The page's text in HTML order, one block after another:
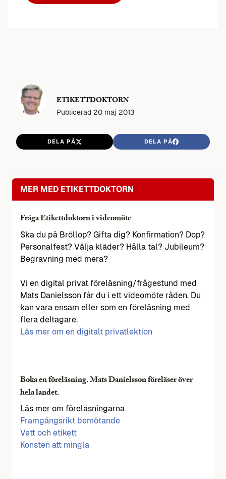
ETIKETTDOKTORN
Publicerad 20 maj 2013
DELA PÅ DELA PÅ
MER MED ETIKETTDOKTORN
Fråga Etikettdoktorn i videomöte
Ska du på Bröllop? Gifta dig? Konfirmation? Dop?
Personalfest? Välja kläder? Hålla tal? Jubileum?
Begravning med mera?
Vi en digital privat föreläsning/frågestund med
Mats Danielsson får du i ett videomöte råden. Du
kan vara ensam eller som en föreläsning med
flera deltagare.
Läs mer om en digitalt privatlektion
Boka en föreläsning. Mats Danielsson föreläser över
hela landet.
Läs mer om föreläsningarna
Framgångsrikt bemötande
Vett och etikett
Konsten att mingla